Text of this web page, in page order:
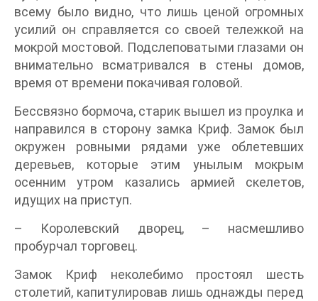
всему было видно, что лишь ценой огромных
усилий он справляется со своей тележкой на
мокрой мостовой. Подслеповатыми глазами он
внимательно всматривался в стены домов,
время от времени покачивая головой.
Бессвязно бормоча, старик вышел из проулка и
направился в сторону замка Криф. Замок был
окружен ровными рядами уже облетевших
деревьев, которые этим унылым мокрым
осенним утром казались армией скелетов,
идущих на приступ.
– Королевский дворец, – насмешливо
пробурчал торговец.
Замок Криф неколебимо простоял шесть
столетий, капитулировав лишь однажды перед